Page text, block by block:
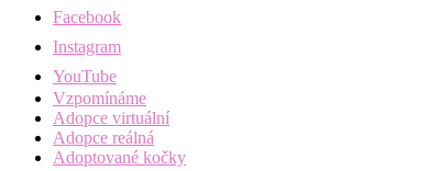
Facebook
Instagram
YouTube
Vzpomínáme
Adopce virtuální
Adopce reálná
Adoptované kočky